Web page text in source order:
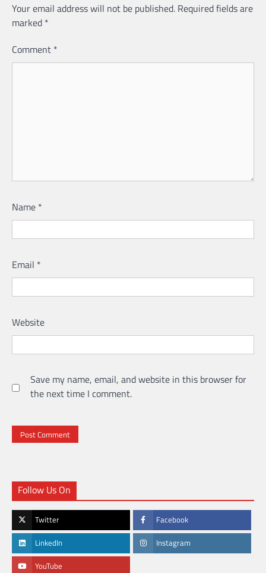
Your email address will not be published. Required fields are
marked *
Comment *
Name *
Email *
Website
Save my name, email, and website in this browser for
the next time I comment.
Follow Us On
Twitter Facebook
LinkedIn Instagram
YouTube